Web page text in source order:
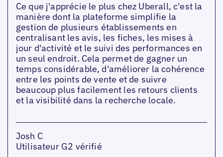
Ce que j'apprécie le plus chez Uberall, c'est la
manière dont la plateforme simplifie la
gestion de plusieurs établissements en
centralisant les avis, les fiches, les mises à
jour d'activité et le suivi des performances en
un seul endroit. Cela permet de gagner un
temps considérable, d'améliorer la cohérence
entre les points de vente et de suivre
beaucoup plus facilement les retours clients
et la visibilité dans la recherche locale.
Josh C
Utilisateur G2 vérifié